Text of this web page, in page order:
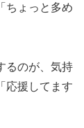
ちょっと多め
るのが、気持
応援してます